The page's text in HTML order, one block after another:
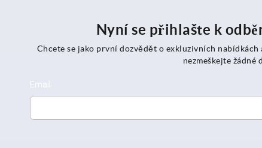
Nyní se přihlašte k
Chcete se jako první dozvědět o exkluzivních
nezmeškejte žádné